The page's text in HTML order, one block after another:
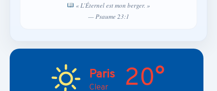
« L’Éternel est mon berger. »
— Psaume 23:1
Paris
Clear 20°